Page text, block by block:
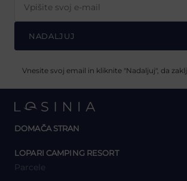
NADALJUJ
Vnesite svoj email in kliknite "Nadaljuj", da
DOMAČA STRAN
LOPARI CAMPING RESORT
Parcele